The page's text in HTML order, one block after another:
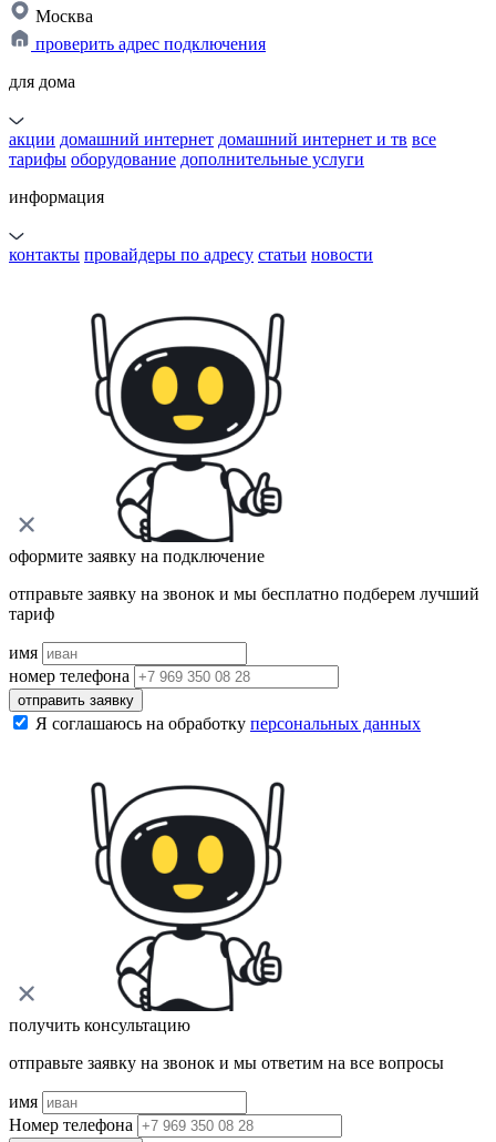
Москва
проверить адрес подключения
для дома
акции домашний интернет домашний интернет и тв все
тарифы оборудование дополнительные услуги
информация
контакты провайдеры по адресу статьи новости
оформите заявку на подключение
отправьте заявку на звонок и мы бесплатно подберем лучший
тариф
имя
номер телефона
отправить заявку
Я соглашаюсь на обработку персональных данных
получить консультацию
отправьте заявку на звонок и мы ответим на все вопросы
имя
Номер телефона